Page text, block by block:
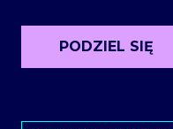
PODZIEL SIĘ